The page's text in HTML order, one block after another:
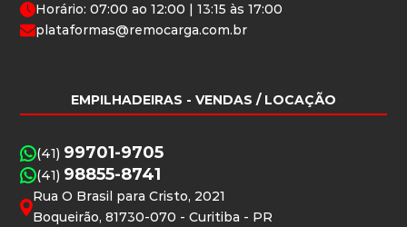
Horário: 07:00 ao 12:00 | 13:15 às 17:00
plataformas@remocarga.com.br
EMPILHADEIRAS - VENDAS / LOCAÇÃO
(41) 99701-9705
(41) 98855-8741
Rua O Brasil para Cristo, 2021
Boqueirão, 81730-070 - Curitiba - PR